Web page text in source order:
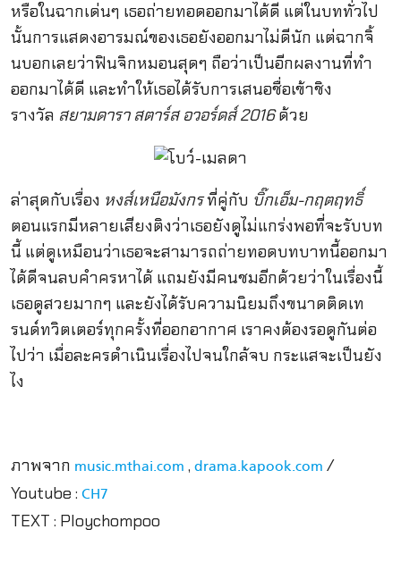
หรือในฉากเด่นๆ เธอถ่ายทอดออกมาได้ดี แต่ในบททั่วไป
นั้นการแสดงอารมณ์ของเธอยังออกมาไม่ดีนัก แต่ฉากจิ้
นบอกเลยว่าฟินจิกหมอนสุดๆ ถือว่าเป็นอีกผลงานที่ทำ
ออกมาได้ดี และทำให้เธอได้รับการเสนอชื่อเข้าชิง
รางวัล สยามดารา สตาร์ส อวอร์ดส์ 2016ด้วย
ล่าสุดกับเรื่อง หงส์เหนือมังกรที่คู่กับ บิ๊กเอ็ม-กฤตฤทธิ์
ตอนแรกมีหลายเสียงติงว่าเธอยังดูไม่แกร่งพอที่จะรับบท
นี้ แต่ดูเหมือนว่าเธอจะสามารถถ่ายทอดบทบาทนี้ออกมา
ได้ดีจนลบคำครหาได้ แถมยังมีคนชมอีกด้วยว่าในเรื่องนี้
เธอดูสวยมากๆ และยังได้รับความนิยมถึงขนาดติดเท
รนด์ทวิตเตอร์ทุกครั้งที่ออกอากาศ เราคงต้องรอดูกันต่อ
ไปว่า เมื่อละครดำเนินเรื่องไปจนใกล้จบ กระแสจะเป็นยัง
ไง
ภาพจาก music.mthai.com , drama.kapook.com /
Youtube : CH7
TEXT : Ploychompoo